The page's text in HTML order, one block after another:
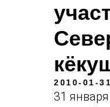
2010-01-
31